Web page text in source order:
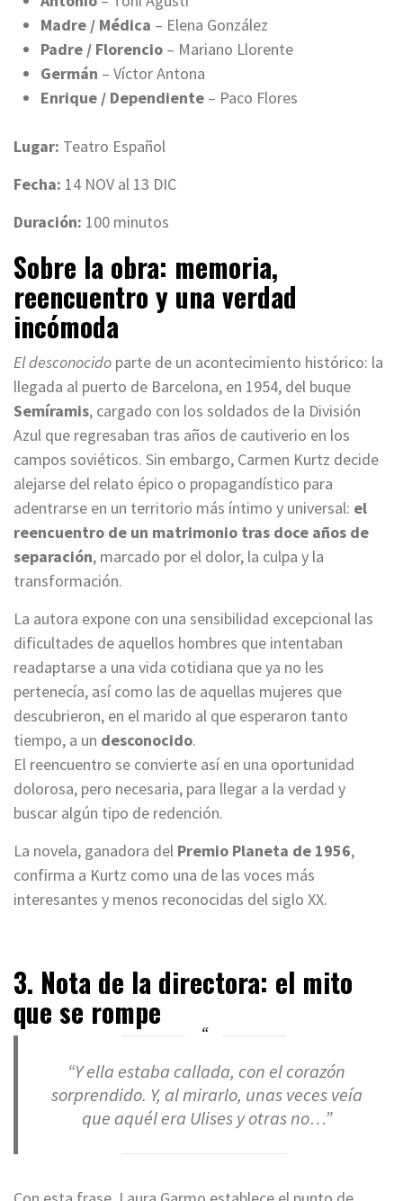
Madre / Médica – Elena González
Padre / Florencio – Mariano Llorente
Germán – Víctor Antona
Enrique / Dependiente – Paco Flores
Lugar: Teatro Español
Fecha: 14 NOV al 13 DIC
Duración: 100 minutos
Sobre la obra: memoria,
reencuentro y una verdad
incómoda
El desconocido parte de un acontecimiento histórico: la
llegada al puerto de Barcelona, en 1954, del buque
Semíramis, cargado con los soldados de la División
Azul que regresaban tras años de cautiverio en los
campos soviéticos. Sin embargo, Carmen Kurtz decide
alejarse del relato épico o propagandístico para
adentrarse en un territorio más íntimo y universal: el
reencuentro de un matrimonio tras doce años de
separación, marcado por el dolor, la culpa y la
transformación.
La autora expone con una sensibilidad excepcional las
dificultades de aquellos hombres que intentaban
readaptarse a una vida cotidiana que ya no les
pertenecía, así como las de aquellas mujeres que
descubrieron, en el marido al que esperaron tanto
tiempo, a un desconocido.
El reencuentro se convierte así en una oportunidad
dolorosa, pero necesaria, para llegar a la verdad y
buscar algún tipo de redención.
La novela, ganadora del Premio Planeta de 1956,
confirma a Kurtz como una de las voces más
interesantes y menos reconocidas del siglo XX.
3. Nota de la directora: el mito
que se rompe
“Y ella estaba callada, con el corazón
sorprendido. Y, al mirarlo, unas veces veía
que aquél era Ulises y otras no…”